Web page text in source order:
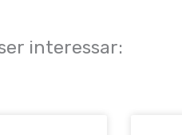
interessar: